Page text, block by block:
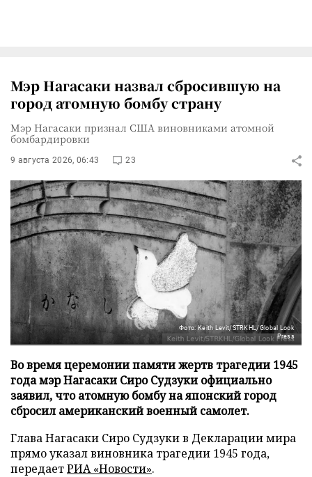
Мэр Нагасаки назвал сбросившую на
город атомную бомбу страну
Мэр Нагасаки признал США виновниками атомной
бомбардировки
9 августа 2026, 06:43 23
Фото: Keith Levit/STRKHL/Global Look
Press
Во время церемонии памяти жертв трагедии 1945
года мэр Нагасаки Сиро Судзуки официально
заявил, что атомную бомбу на японский город
сбросил американский военный самолет.
Глава Нагасаки Сиро Судзуки в Декларации мира
прямо указал виновника трагедии 1945 года,
передаетРИА «Новости».